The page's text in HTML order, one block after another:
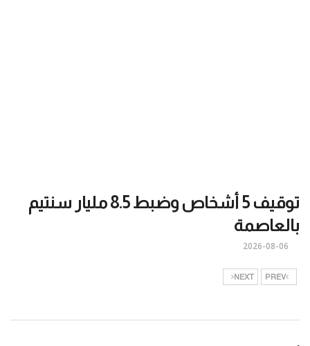
توقيف 5 أشخاص وضبط 8.5 مليار سنتيم
بالعاصمة
2026-08-06
PREV
NEXT